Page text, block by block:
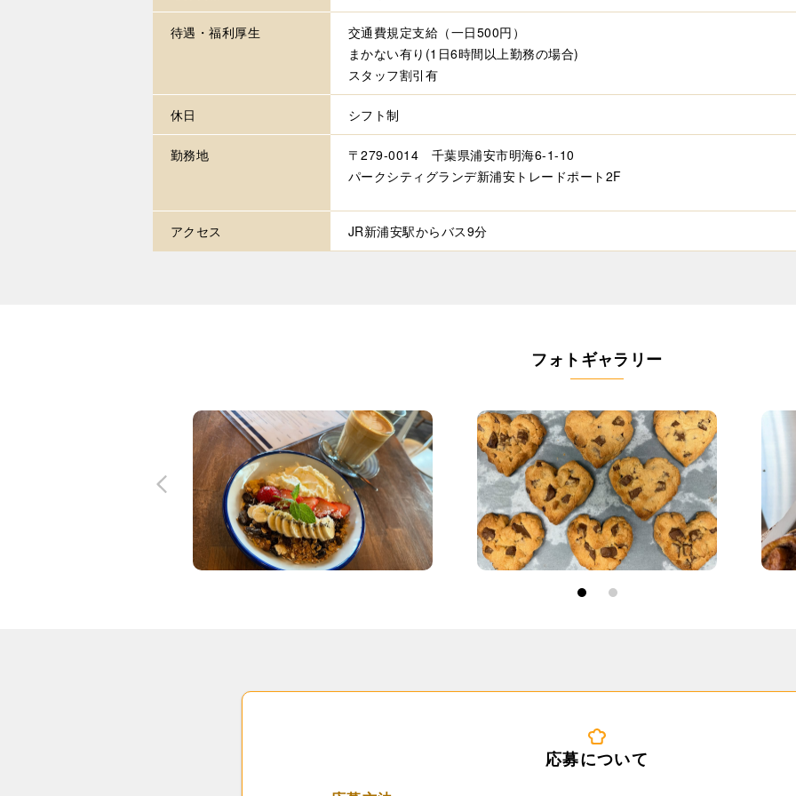
待遇・福利厚生
交通費規定支給（一日500円）
まかない有り(1日6時間以上勤務の場合)
スタッフ割引有
休日 シフト制
勤務地
〒279-0014 千葉県浦安市明海6-1-10
パークシティグランデ新浦安トレードポート2F
アクセス JR新浦安駅からバス9分
フォトギャラリー
1 2
応募について